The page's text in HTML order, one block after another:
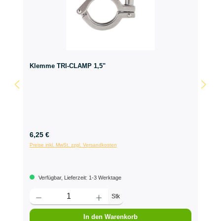
Klemme TRI-CLAMP 1,5"
6,25 €
Preise inkl. MwSt. zzgl. Versandkosten
Verfügbar, Lieferzeit: 1-3 Werktage
Stk
In den Warenkorb